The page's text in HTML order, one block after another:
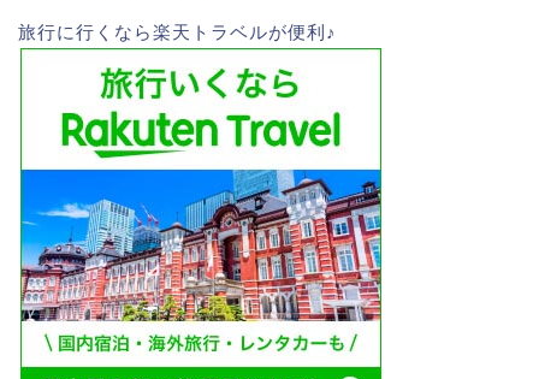
旅行に行くなら楽天トラベルが便利♪